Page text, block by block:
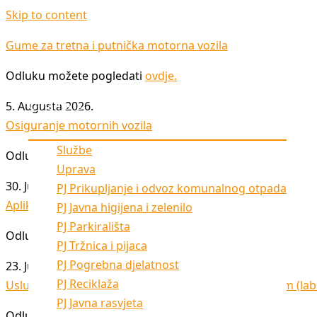
Skip to content
O nama
Službe
Uprava
PJ Prikupljanje i odvoz komunalnog otpada
PJ Javna higijena i zelenilo
PJ Parkirališta
PJ Tržnica i pijaca
PJ Pogrebna djelatnost
PJ Reciklaža
PJ Javna rasvjeta
Gume za tretna i putnička motorna vozila
Odluku možete pogledati ovdje.
5. Augusta 2026.
Osiguranje motornih vozila
Odluku možete pogledati
30. Jula 2026.
Aplikacija za upravljanje parking sistemom
Odluku možete pogledati
23. Jula 2026.
Usluga transporta radnih mašina sa vučnom službom